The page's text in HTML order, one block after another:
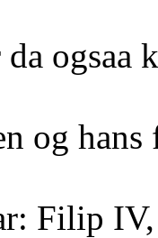
ogsaa
og
Filip IV,